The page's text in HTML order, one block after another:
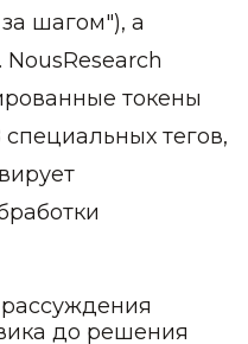
шагом"), а
токены
тегов,